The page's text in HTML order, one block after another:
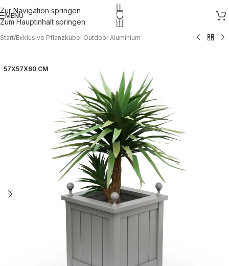
Zur Navigation springen
Zum Hauptinhalt springen
MENÜ
Start/Exklusive Pflanzkübel Outdoor Aluminium
57X57X60 CM